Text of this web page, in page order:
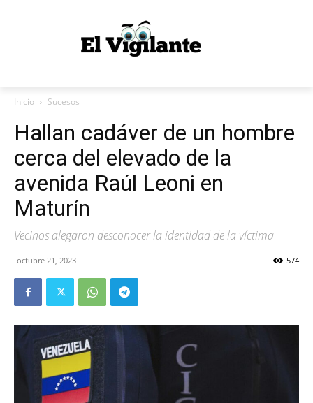
Inicio Sucesos
Hallan cadáver de un hombre
cerca del elevado de la
avenida Raúl Leoni en
Maturín
Vecinos alegaron desconocer la identidad de la víctima
octubre 21, 2023 574